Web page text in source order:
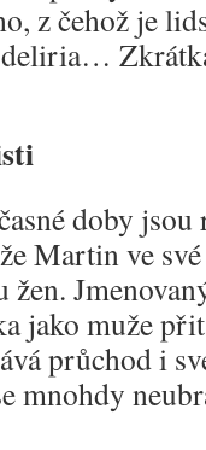
z čehož je
doby
Martin ve
žen.
jako muže
průchod i
mnohdy